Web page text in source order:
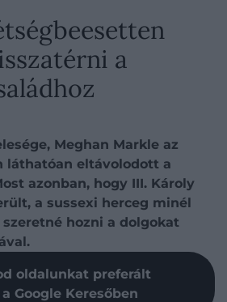
a
Meghan Markle az
láthatóan eltávolodott a
azonban, hogy III. Károly
a sussexi herceg minél
hozni a dolgokat
oldalunkat preferált
Google Keresőben